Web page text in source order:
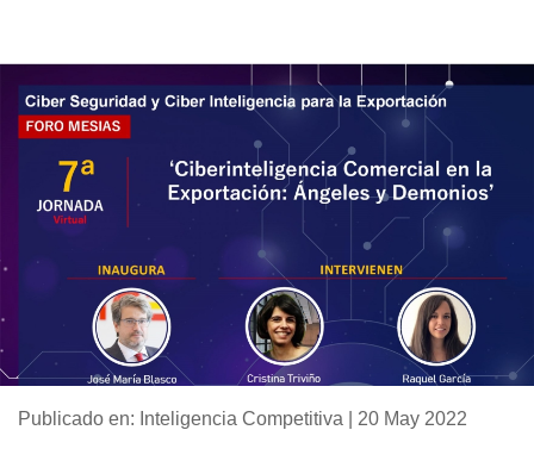
Publicado en: Inteligencia Competitiva | 20 May 2022